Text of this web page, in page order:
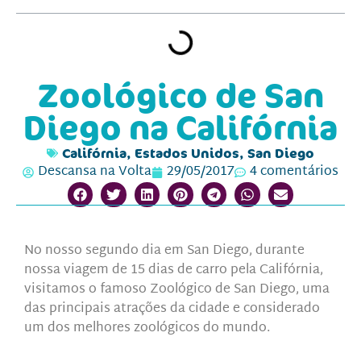
Zoológico de San
Diego na Califórnia
Califórnia, Estados Unidos, San Diego
Descansa na Volta 29/05/2017 4 comentários
No nosso segundo dia em San Diego, durante
nossa viagem de 15 dias de carro pela Califórnia,
visitamos o famoso Zoológico de San Diego, uma
das principais atrações da cidade e considerado
um dos melhores zoológicos do mundo.